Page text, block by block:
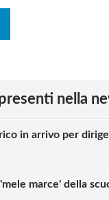
nella
in arrivo per
marce' della